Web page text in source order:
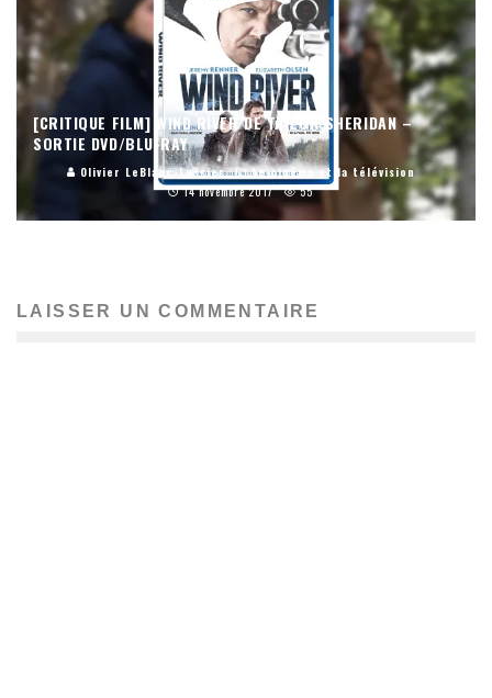
[CRITIQUE FILM] WIND RIVER DE TAYLOR SHERIDAN –
SORTIE DVD/BLU-RAY
Olivier LeBlanc-Lussier
Le cinéma et la télévision
14 novembre 2017
55
LAISSER UN COMMENTAIRE